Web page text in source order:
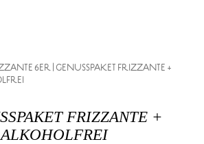
6ER | GENUSSPAKET FRIZZANTE +
FRIZZANTE +